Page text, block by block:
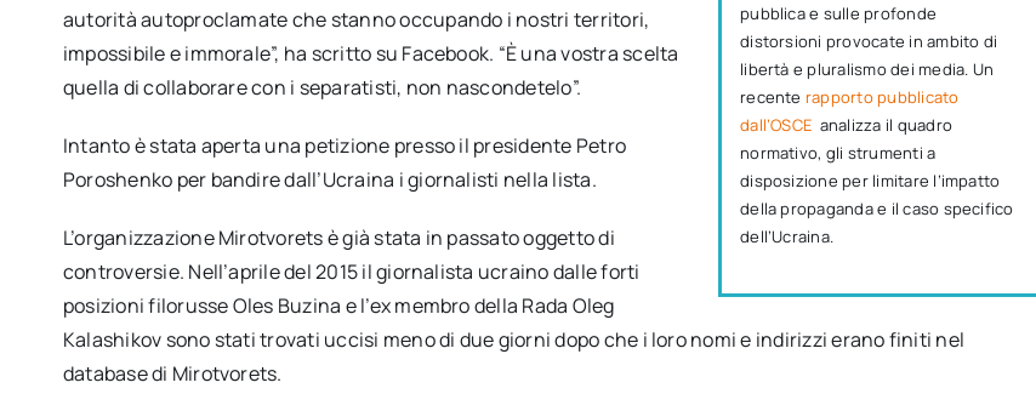
pubblica e sulle profonde
distorsioni provocate in ambito di
libertà e pluralismo dei media. Un
recente rapporto pubblicato
dall’OSCE analizza il quadro
normativo, gli strumenti a
disposizione per limitare l’impatto
della propaganda e il caso specifico
dell’Ucraina.
autorità autoproclamate che stanno occupando i nostri territori,
impossibile e immorale”, ha scritto su Facebook. “È una vostra scelta
quella di collaborare con i separatisti, non nascondetelo”.
Intanto è stata aperta una petizione presso il presidente Petro
Poroshenko per bandire dall’Ucraina i giornalisti nella lista.
L’organizzazione Mirotvorets è già stata in passato oggetto di
controversie. Nell’aprile del 2015 il giornalista ucraino dalle forti
posizioni filorusse Oles Buzina e l’ex membro della Rada Oleg
Kalashikov sono stati trovati uccisi meno di due giorni dopo che i loro nomi e indirizzi erano finiti nel
database di Mirotvorets.